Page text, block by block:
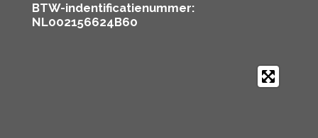
BTW-indentificatienummer:
NL002156624B60